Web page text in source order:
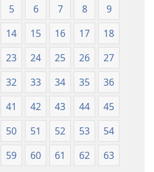
5 6 7 8
9
14 15 16 17
18
23 24 25 26
27
32 33 34 35
36
41 42 43 44
45
50 51 52 53
54
59 60 61 62
63